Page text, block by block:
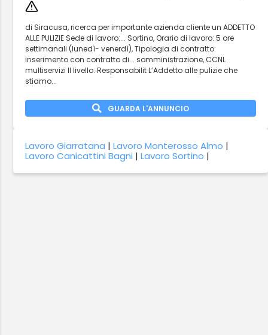
di Siracusa, ricerca per importante azienda cliente un ADDETTO
ALLE PULIZIE Sede di lavoro:... Sortino, Orario di lavoro: 5 ore
settimanali (lunedì- venerdì), Tipologia di contratto:
inserimento con contratto di... somministrazione, CCNL
multiservizi II livello. Responsabilit L’Addetto alle pulizie che
stiamo...
GUARDA L'ANNUNCIO
Lavoro Giarratana |Lavoro Monterosso Almo |
Lavoro Canicattini Bagni |Lavoro Sortino |